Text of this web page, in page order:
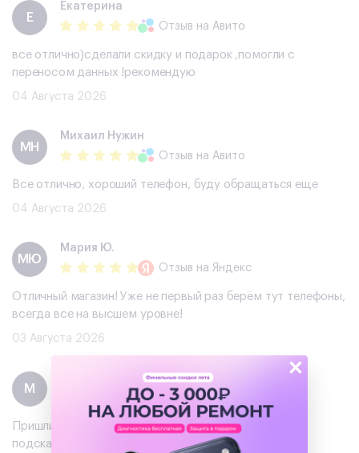
Е
Екатерина
Отзыв на Авито
все отлично)сделали скидку и подарок ,помогли с
переносом данных !рекомендую
04 Августа 2026
МН
Михаил Нужин
Отзыв на Авито
Все отлично, хороший телефон, буду обращаться еще
04 Августа 2026
МЮ
Мария Ю.
Отзыв на Яндекс
Отличный магазин! Уже не первый раз берём тут телефоны,
всегда все на высшем уровне!
03 Августа 2026
М
Отзывна Авито
Пришли, выбрали ноутбук, посмотрели и пощупали,
подсказали с выбором и решили купить, все отлично
×